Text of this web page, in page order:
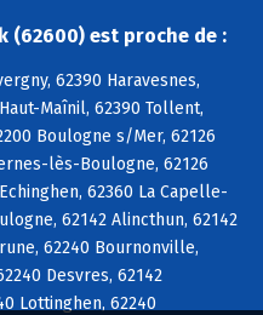
(62600) est proche de :
62390 Haravesnes,
Maînil, 62390 Tollent,
Boulogne s/Mer, 62126
lès-Boulogne, 62126
62360 La Capelle-
62142 Alincthun, 62142
62240 Bournonville,
Desvres, 62142
Lottinghen, 62240